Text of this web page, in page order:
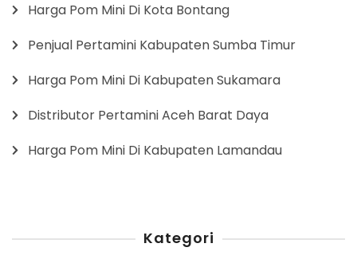
Harga Pom Mini Di Kota Bontang
Penjual Pertamini Kabupaten Sumba Timur
Harga Pom Mini Di Kabupaten Sukamara
Distributor Pertamini Aceh Barat Daya
Harga Pom Mini Di Kabupaten Lamandau
Kategori